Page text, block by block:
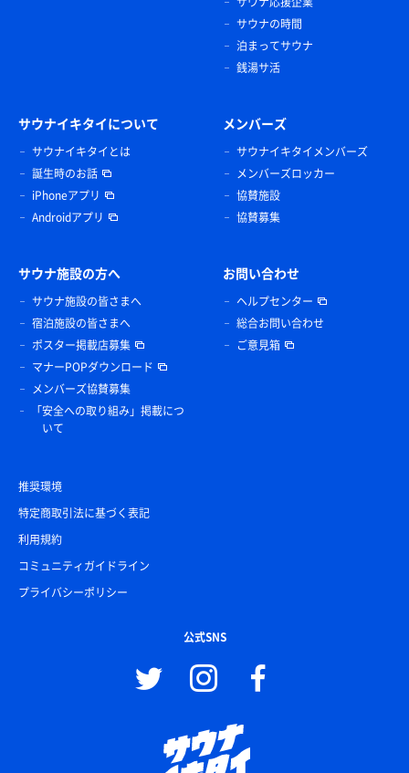
サウナの時間
泊まってサウナ
銭湯サ活
サウナイキタイについて
サウナイキタイとは
誕生時のお話
iPhoneアプリ
Androidアプリ
メンバーズ
サウナイキタイメンバーズ
メンバーズロッカー
協賛施設
協賛募集
サウナ施設の方へ
サウナ施設の皆さまへ
宿泊施設の皆さまへ
ポスター掲載店募集
マナーPOPダウンロード
メンバーズ協賛募集
「安全への取り組み」掲載につ
いて
お問い合わせ
ヘルプセンター
総合お問い合わせ
ご意見箱
推奨環境
特定商取引法に基づく表記
利用規約
コミュニティガイドライン
プライバシーポリシー
公式SNS